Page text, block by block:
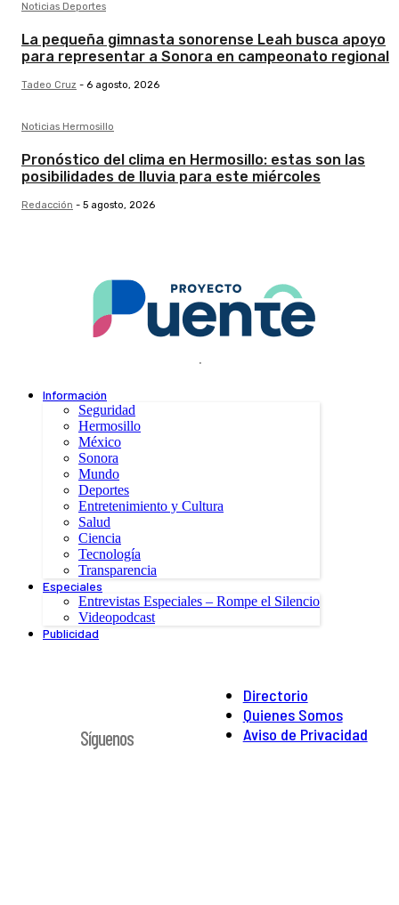
Noticias Deportes
La pequeña gimnasta sonorense Leah busca apoyo
para representar a Sonora en campeonato regional
Tadeo Cruz - 6 agosto, 2026
Noticias Hermosillo
Pronóstico del clima en Hermosillo: estas son las
posibilidades de lluvia para este miércoles
Redacción - 5 agosto, 2026
.
Información
Seguridad
Hermosillo
México
Sonora
Mundo
Deportes
Entretenimiento y Cultura
Salud
Ciencia
Tecnología
Transparencia
Especiales
Entrevistas Especiales – Rompe el Silencio
Videopodcast
Publicidad
Directorio
Quienes Somos
Aviso de Privacidad
Síguenos